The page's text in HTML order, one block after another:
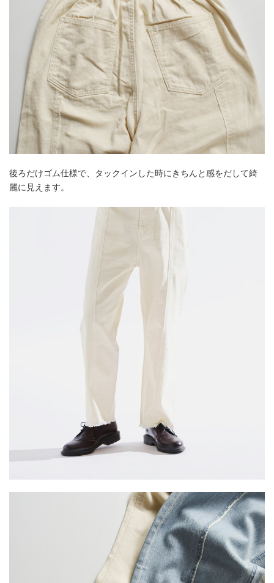
後ろだけゴム仕様で、タックインした時にきちんと感をだして綺
麗に見えます。